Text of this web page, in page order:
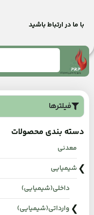
با ما در ارتباط باشید
فیلترها
دسته بندی محصولات
معدنی
شیمیایی
داخلی(شیمیایی)
وارداتی(شیمیایی)